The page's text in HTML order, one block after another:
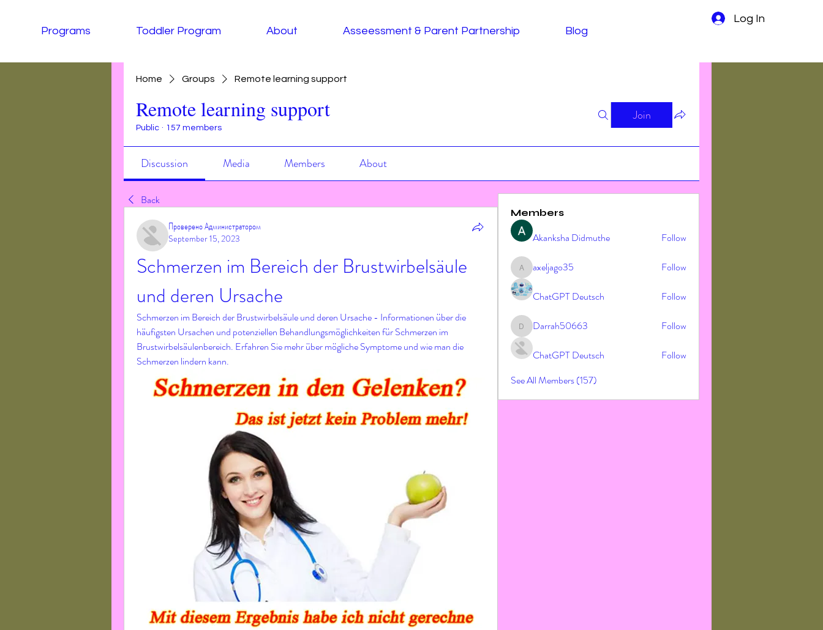
Log In
Programs
Toddler Program About Asseessment & Parent Partnership Blog
Home Groups Remote learning support
Remote learning support
Public · 157 members
Join
Discussion Media Members About
Back
Проверено Администратором
September 15, 2023
Schmerzen im Bereich der Brustwirbelsäule
und deren Ursache
Schmerzen im Bereich der Brustwirbelsäule und deren Ursache - Informationen über die
häufigsten Ursachen und potenziellen Behandlungsmöglichkeiten für Schmerzen im
Brustwirbelsäulenbereich. Erfahren Sie mehr über mögliche Symptome und wie man die
Schmerzen lindern kann.
Members
Akanksha Didmuthe Follow
axeljago35
axeljago35 Follow
ChatGPT Deutsch Follow
Darrah50663
Darrah50663 Follow
ChatGPT Deutsch
Follow
See All Members (157)